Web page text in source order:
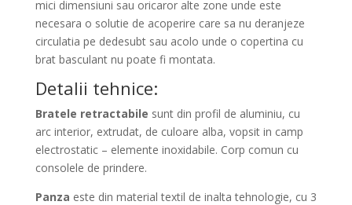
mici dimensiuni sau oricaror alte zone unde este
necesara o solutie de acoperire care sa nu deranjeze
circulatia pe dedesubt sau acolo unde o copertina cu
brat basculant nu poate fi montata.
Detalii tehnice:
Bratele retractabile sunt din profil de aluminiu, cu
arc interior, extrudat, de culoare alba, vopsit in camp
electrostatic – elemente inoxidabile. Corp comun cu
consolele de prindere.
Panza este din material textil de inalta tehnologie, cu 3